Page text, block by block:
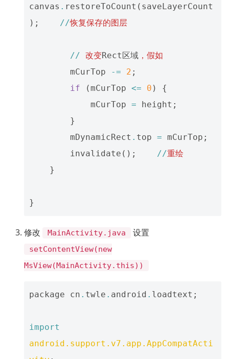
canvas . restoreToCount ( saveLayerCount
);
//恢复保存的图层
// 改变Rect区域 ，假如
mCurTop
-= 2 ;
if
(mCurTop <= 0 )
{
mCurTop = height ;
}
mDynamicRect . top = mCurTop ;
invalidate (); //重绘
}
}
修改 MainActivity.java 设置
setContentView(new
MsView(MainActivity.this))
package cn . twle . android . loadtext ;
import
android.support.v7.app.AppCompatActi